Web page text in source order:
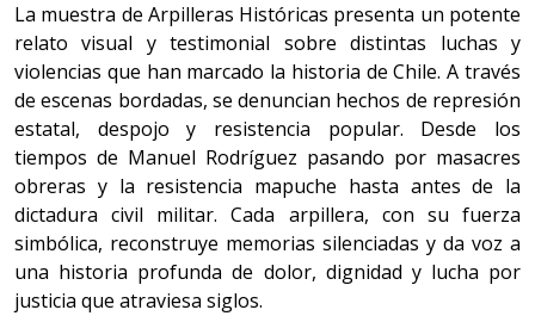
La muestra de Arpilleras Históricas presenta un potente
relato visual y testimonial sobre distintas luchas y
violencias que han marcado la historia de Chile. A través
de escenas bordadas, se denuncian hechos de represión
estatal, despojo y resistencia popular. Desde los
tiempos de Manuel Rodríguez pasando por masacres
obreras y la resistencia mapuche hasta antes de la
dictadura civil militar. Cada arpillera, con su fuerza
simbólica, reconstruye memorias silenciadas y da voz a
una historia profunda de dolor, dignidad y lucha por
justicia que atraviesa siglos.